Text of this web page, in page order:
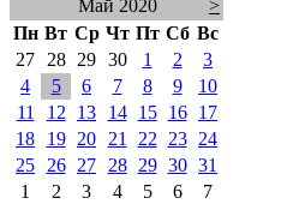
Май 2020
>
Пн Вт Ср Чт Пт Сб Вс
27
28 29 30 1 2
3
4
5 6 7 8 9
10
11
12 13 14 15 16
17
18
19 20 21 22 23
24
25
26 27 28 29 30 31
1
2 3 4 5 6 7